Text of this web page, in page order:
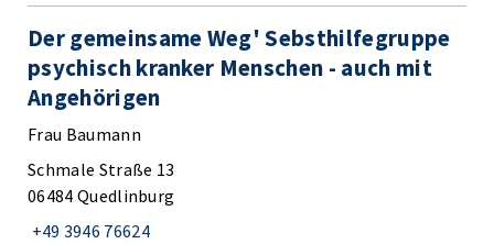
Der gemeinsame Weg' Sebsthilfegruppe
psychisch kranker Menschen - auch mit
Angehörigen
Frau Baumann
Schmale Straße 13
06484 Quedlinburg
+49 3946 76624